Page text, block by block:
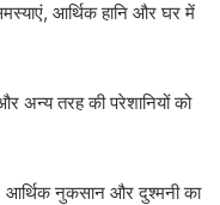
आर्थिक हानि और घर में
अन्य तरह की परेशानियों को
आर्थिक नुकसान और दुश्मनी का